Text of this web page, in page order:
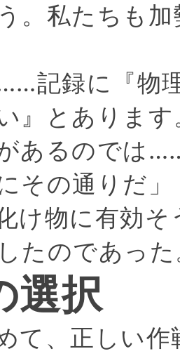
。私たちも
……記録に『物
』とありま
あるのでは
その通りだ」
け物に有効
たのであっ
選択
て、正しい